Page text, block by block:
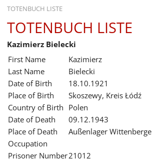
TOTENBUCH LISTE
STARTSEITE
AUSSTELLUNGEN
GESCHICHTE
BILDUNG
FORSCHUNG
SERVICE
Leichte Sprache
TOTENBUCH LISTE
Kazimierz Bielecki
First Name
Kazimierz
Last Name
Bielecki
Date of Birth
18.10.1921
Place of Birth
Skoszewy, Kreis Łódź
Country of Birth Polen
Date of Death
09.12.1943
Place of Death
Außenlager Wittenberge
Occupation
Prisoner Number21012